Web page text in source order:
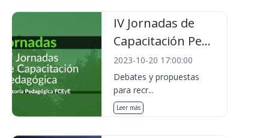
IV Jornadas de
Capacitación Pe...
2023-10-20 17:00:00
Debates y propuestas
para recr...
Leer más